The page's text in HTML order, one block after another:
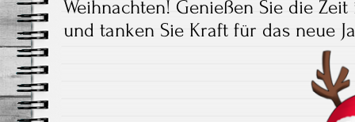
Weihnachten! Genießen Sie die
und tanken Sie Kraft für das neue